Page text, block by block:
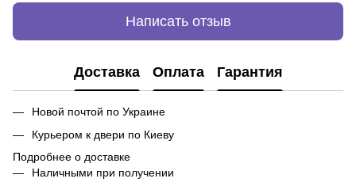
Написать отзыв
Доставка Оплата Гарантия
Новой почтой по Украине
Курьером к двери по Киеву
Подробнее о доставке
Наличными при получении